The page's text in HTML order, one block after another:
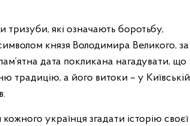
які означають боротьбу,
князя Володимира Великого, за
дата покликана нагадувати, що
традицію, а його витоки – у Київській
українця згадати історію своєї